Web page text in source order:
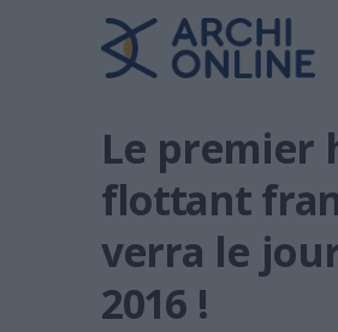
Le premier
flottant
verra le
2016 !